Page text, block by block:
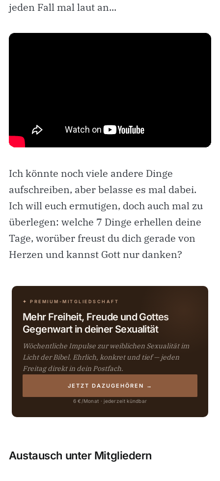
jeden Fall mal laut an...
Ich könnte noch viele andere Dinge
aufschreiben, aber belasse es mal dabei.
Ich will euch ermutigen, doch auch mal zu
überlegen: welche 7 Dinge erhellen deine
Tage, worüber freust du dich gerade von
Herzen und kannst Gott nur danken?
✦ PREMIUM-MITGLIEDSCHAFT
Mehr Freiheit, Freude und Gottes
Gegenwart in deiner Sexualität
Wöchentliche Impulse zur weiblichen Sexualität im
Licht der Bibel. Ehrlich, konkret und tief — jeden
Freitag direkt in dein Postfach.
JETZT DAZUGEHÖREN →
6 €/Monat · jederzeit kündbar
Austausch unter Mitgliedern